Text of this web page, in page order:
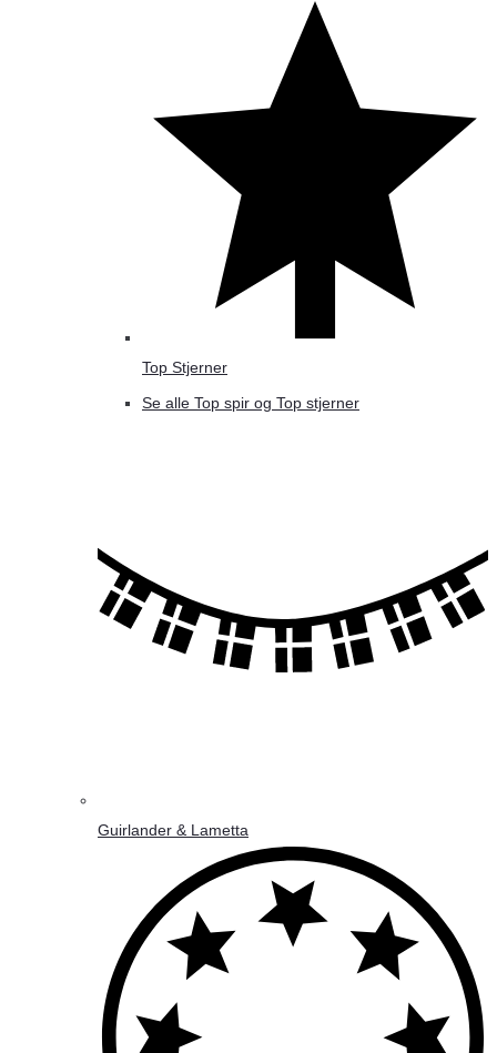
Top Stjerner
Se alle Top spir og Top stjerner
Guirlander & Lametta